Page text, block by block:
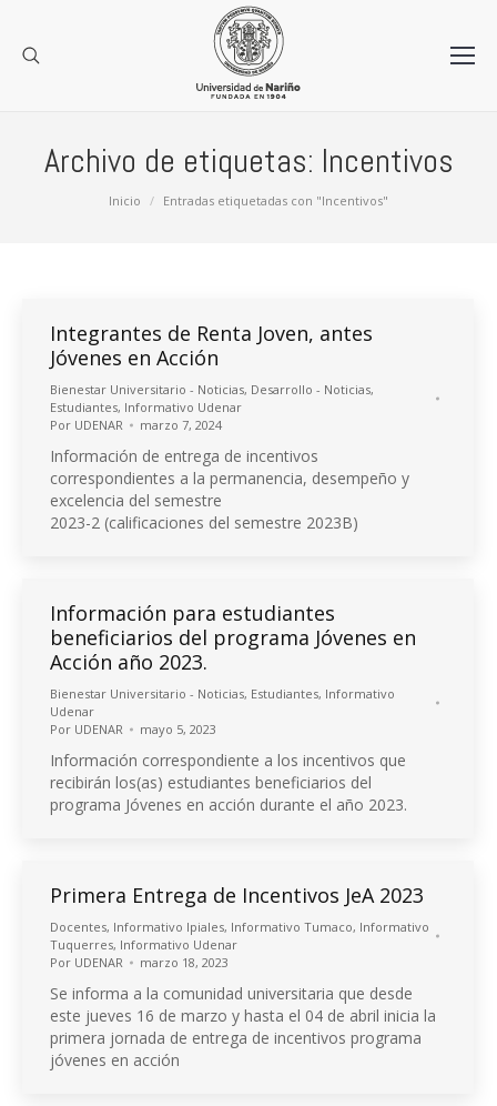
Archivo de etiquetas: Incentivos
Inicio Entradas etiquetadas con "Incentivos"
Integrantes de Renta Joven, antes
Jóvenes en Acción
Bienestar Universitario - Noticias, Desarrollo - Noticias,
Estudiantes, Informativo Udenar
Por UDENAR marzo 7, 2024
Información de entrega de incentivos
correspondientes a la permanencia, desempeño y
excelencia del semestre
2023-2 (calificaciones del semestre 2023B)
Información para estudiantes
beneficiarios del programa Jóvenes en
Acción año 2023.
Bienestar Universitario - Noticias, Estudiantes, Informativo
Udenar
Por UDENAR mayo 5, 2023
Información correspondiente a los incentivos que
recibirán los(as) estudiantes beneficiarios del
programa Jóvenes en acción durante el año 2023.
Primera Entrega de Incentivos JeA 2023
Docentes, Informativo Ipiales, Informativo Tumaco, Informativo
Tuquerres, Informativo Udenar
Por UDENAR marzo 18, 2023
Se informa a la comunidad universitaria que desde
este jueves 16 de marzo y hasta el 04 de abril inicia la
primera jornada de entrega de incentivos programa
jóvenes en acción